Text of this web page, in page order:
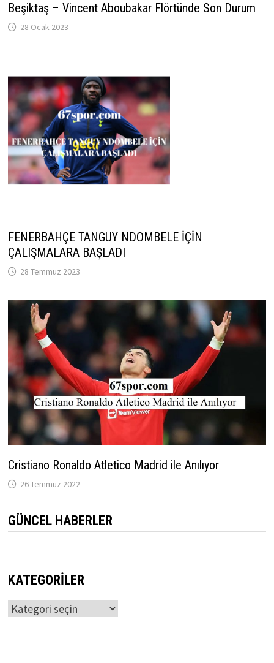
Beşiktaş – Vincent Aboubakar Flörtünde Son Durum
28 Ocak 2023
FENERBAHÇE TANGUY NDOMBELE İÇİN
ÇALIŞMALARA BAŞLADI
28 Temmuz 2023
Cristiano Ronaldo Atletico Madrid ile Anılıyor
26 Temmuz 2022
GÜNCEL HABERLER
KATEGORILER
Kategoriler